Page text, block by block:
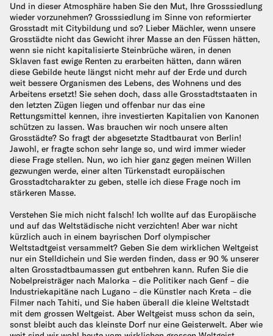
Und in dieser Atmosphäre haben Sie den Mut, Ihre Grosssiedlung
wieder vorzunehmen? Grosssiedlung im Sinne von reformierter
Grosstadt mit Citybildung und so? Lieber Mächler, wenn unsere
Grosstädte nicht das Gewicht ihrer Masse an den Füssen hätten,
wenn sie nicht kapitalisierte Steinbrüche wären, in denen
Sklaven fast ewige Renten zu erarbeiten hätten, dann wären
diese Gebilde heute längst nicht mehr auf der Erde und durch
weit bessere Organismen des Lebens, des Wohnens und des
Arbeitens ersetzt! Sie sehen doch, dass alle Grosstadtstaaten in
den letzten Zügen liegen und offenbar nur das eine
Rettungsmittel kennen, ihre investierten Kapitalien von Kanonen
schützen zu lassen. Was brauchen wir noch unsere alten
Grosstädte? So fragt der abgesetzte Stadtbaurat von Berlin!
Jawohl, er fragte schon sehr lange so, und wird immer wieder
diese Frage stellen. Nun, wo ich hier ganz gegen meinen Willen
gezwungen werde, einer alten Türkenstadt europäischen
Grosstadtcharakter zu geben, stelle ich diese Frage noch im
stärkeren Masse.
Verstehen Sie mich nicht falsch! Ich wollte auf das Europäische
und auf das Weltstädische nicht verzichten! Aber war nicht
kürzlich auch in einem bayrischen Dorf olympischer
Weltstadtgeist versammelt? Geben Sie dem wirklichen Weltgeist
nur ein Stelldichein und Sie werden finden, dass er 90 % unserer
alten Grosstadtbaumassen gut entbehren kann. Rufen Sie die
Nobelpreisträger nach Malorka – die Politiker nach Genf – die
Industriekapitäne nach Lugano – die Künstler nach Kreta – die
Filmer nach Tahiti, und Sie haben überall die kleine Weltstadt
mit dem grossen Weltgeist. Aber Weltgeist muss schon da sein,
sonst bleibt auch das kleinste Dorf nur eine Geisterwelt. Aber wie